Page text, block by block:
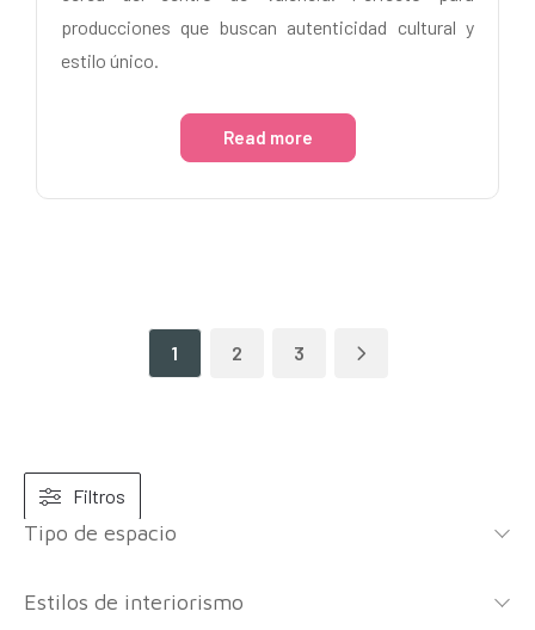
producciones que buscan autenticidad cultural y
estilo único.
Read more
1 2 3
Filtros
Tipo de espacio
Estilos de interiorismo